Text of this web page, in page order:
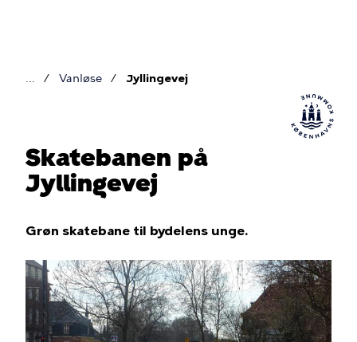
Vanløse Jyllingevej
Skatebanen på
Jyllingevej
Grøn skatebane til bydelens unge.